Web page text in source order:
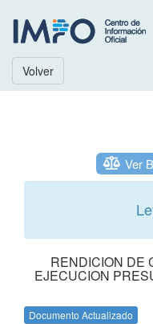
Volver
Ver
RENDICION DE
EJECUCION
Documento Actualizado